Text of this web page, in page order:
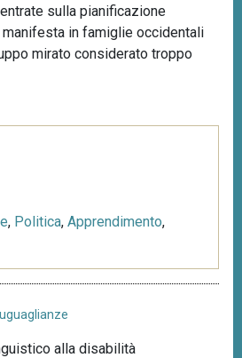
sulla pianificazione
in famiglie occidentali
mirato considerato troppo
, Politica, Apprendimento,
alla disabilità